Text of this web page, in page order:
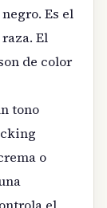
Es el
El
de color
tono
o